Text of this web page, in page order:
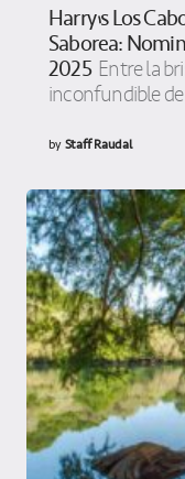
Harry’s Los
Saborea:
2025 Entre la
inconfundible
byStaff Raudal